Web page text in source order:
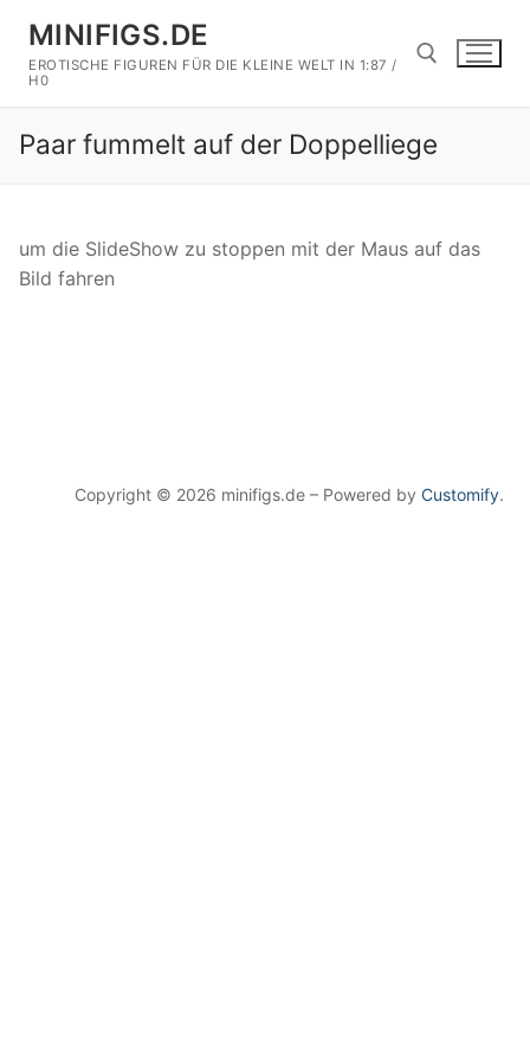
Inhalt
springen
MINIFIGS.DE
EROTISCHE FIGUREN FÜR DIE KLEINE WELT IN 1:87 /
H0
Suchen nach:
Paar fummelt auf der Doppelliege
um die SlideShow zu stoppen mit der Maus auf das
Bild fahren
Copyright © 2026 minifigs.de – Powered by Customify.